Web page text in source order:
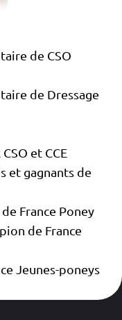
de CSO
de Dressage
et CCE
et gagnants de
France Poney
de France
Jeunes-poneys